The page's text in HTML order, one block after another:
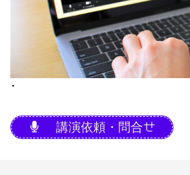
･
講演依頼・問合せ